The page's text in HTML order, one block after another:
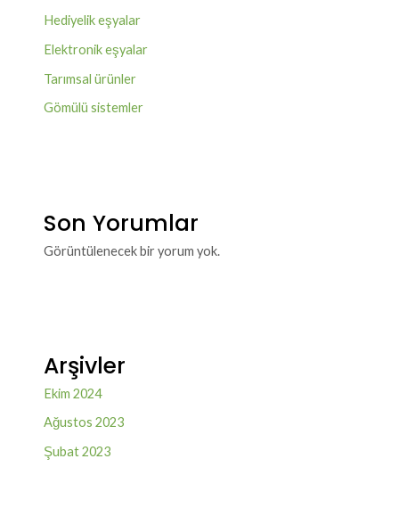
Hediyelik eşyalar
Elektronik eşyalar
Tarımsal ürünler
Gömülü sistemler
Son Yorumlar
Görüntülenecek bir yorum yok.
Arşivler
Ekim 2024
Ağustos 2023
Şubat 2023